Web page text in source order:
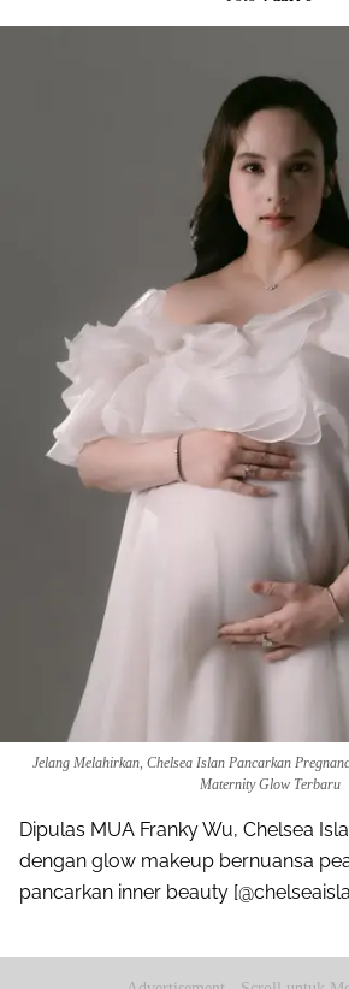
Jelang Melahirkan, Chelsea Islan Pancarkan
Maternity Glow Terbaru
Dipulas MUA Franky Wu, Chelsea
dengan glow makeup bernuansa
pancarkan inner beauty